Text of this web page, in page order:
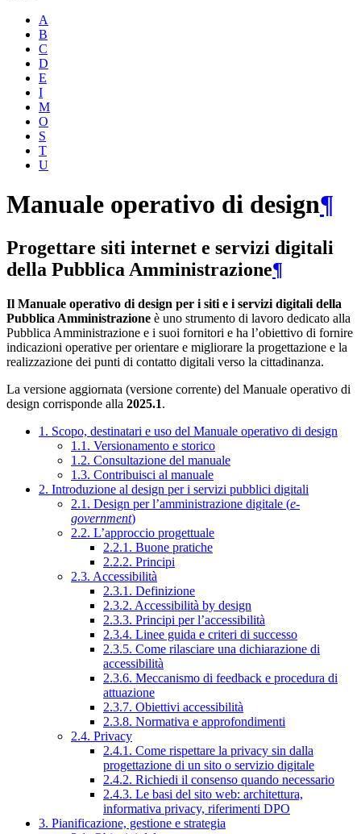
A
B
C
D
E
I
M
O
S
T
U
Manuale operativo di design¶
Progettare siti internet e servizi digitali
della Pubblica Amministrazione¶
Il Manuale operativo di design per i siti e i servizi digitali della
Pubblica Amministrazione è uno strumento di lavoro dedicato alla
Pubblica Amministrazione e i suoi fornitori e ha l’obiettivo di fornire
indicazioni operative per orientare e migliorare la progettazione e la
realizzazione dei punti di contatto digitali verso la cittadinanza.
La versione aggiornata (versione corrente) del Manuale operativo di
design corrisponde alla 2025.1.
1. Scopo, destinatari e uso del Manuale operativo di design
1.1. Versionamento e storico
1.2. Consultazione del manuale
1.3. Contribuisci al manuale
2. Introduzione al design per i servizi pubblici digitali
2.1. Design per l’amministrazione digitale (e-
government)
2.2. L’approccio progettuale
2.2.1. Buone pratiche
2.2.2. Principi
2.3. Accessibilità
2.3.1. Definizione
2.3.2. Accessibilità by design
2.3.3. Principi per l’accessibilità
2.3.4. Linee guida e criteri di successo
2.3.5. Come rilasciare una dichiarazione di
accessibilità
2.3.6. Meccanismo di feedback e procedura di
attuazione
2.3.7. Obiettivi accessibilità
2.3.8. Normativa e approfondimenti
2.4. Privacy
2.4.1. Come rispettare la privacy sin dalla
progettazione di un sito o servizio digitale
2.4.2. Richiedi il consenso quando necessario
2.4.3. Le basi del sito web: architettura,
informativa privacy, riferimenti DPO
3. Pianificazione, gestione e strategia